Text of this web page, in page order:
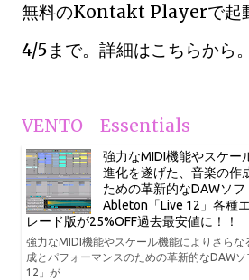
無料のKontakt Playerで起
4/5まで。詳細はこちらから。
VENTO Essentials
強力なMIDI機能やスケー
進化を遂げた、音楽の作
ための革新的なDAWソフ
Ableton「Live 12」各種
レード版が25%OFF過去最安値に！！
強力なMIDI機能やスケール機能によりさらな
成とパフォーマンスのための革新的なDAW
12」が